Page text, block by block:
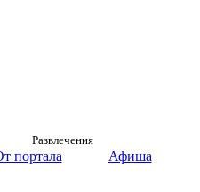
Развлечения
портала Афиша